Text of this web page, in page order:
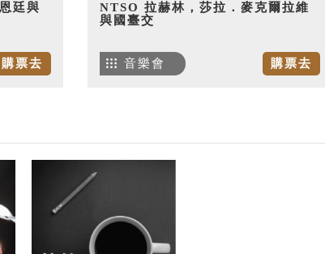
廷與
購票去
NTSO 拉赫林，莎拉．麥克爾拉維
與國臺交
購票去
音樂會